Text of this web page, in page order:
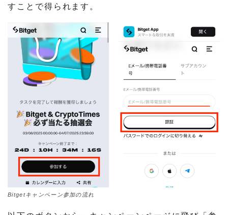
すことで得られます。
Bitgetキャンペーン参加の流れ